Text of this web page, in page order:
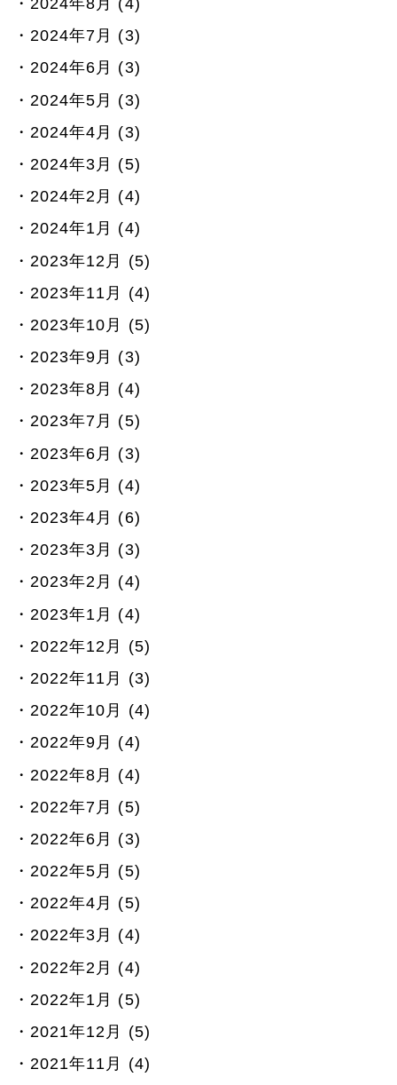
2024年7月 (3)
2024年6月 (3)
2024年5月 (3)
2024年4月 (3)
2024年3月 (5)
2024年2月 (4)
2024年1月 (4)
2023年12月 (5)
2023年11月 (4)
2023年10月 (5)
2023年9月 (3)
2023年8月 (4)
2023年7月 (5)
2023年6月 (3)
2023年5月 (4)
2023年4月 (6)
2023年3月 (3)
2023年2月 (4)
2023年1月 (4)
2022年12月 (5)
2022年11月 (3)
2022年10月 (4)
2022年9月 (4)
2022年8月 (4)
2022年7月 (5)
2022年6月 (3)
2022年5月 (5)
2022年4月 (5)
2022年3月 (4)
2022年2月 (4)
2022年1月 (5)
2021年12月 (5)
2021年11月 (4)